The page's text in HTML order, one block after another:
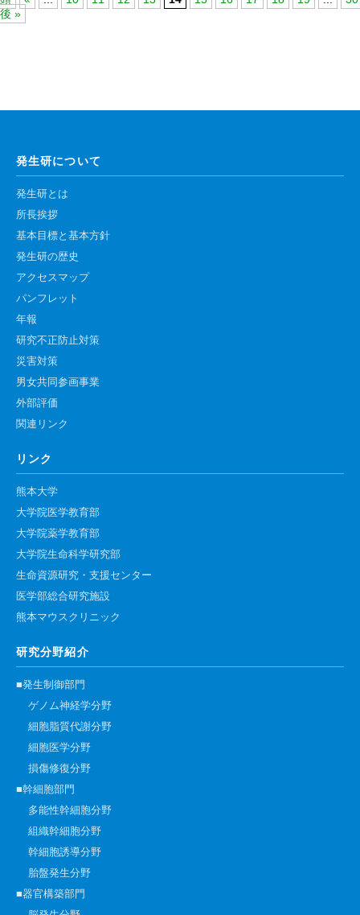
組織標本作製・HE染色
質量分析
高速シーケンサー解析
顕微鏡・画像解析支援
共通実験室・培養室利用
In situ hybridization
予 約
共通機器予約
大判プリンター予約
後 »
発生研について
発生研とは
所長挨拶
基本目標と基本方針
発生研の歴史
アクセスマップ
パンフレット
年報
研究不正防止対策
災害対策
男女共同参画事業
外部評価
関連リンク
リンク
熊本大学
大学院医学教育部
大学院薬学教育部
大学院生命科学研究部
生命資源研究・支援センター
医学部総合研究施設
熊本マウスクリニック
研究分野紹介
■発生制御部門
ゲノム神経学分野
細胞脂質代謝分野
細胞医学分野
損傷修復分野
■幹細胞部門
多能性幹細胞分野
組織幹細胞分野
幹細胞誘導分野
胎盤発生分野
■器官構築部門